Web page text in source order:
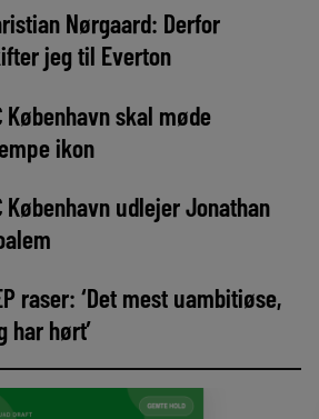
Nørgaard: Derfor
jeg til Everton
København skal møde
ikon
København udlejer Jonathan
raser: ‘Det mest uambitiøse,
har hørt’